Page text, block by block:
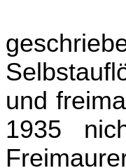
und
1935